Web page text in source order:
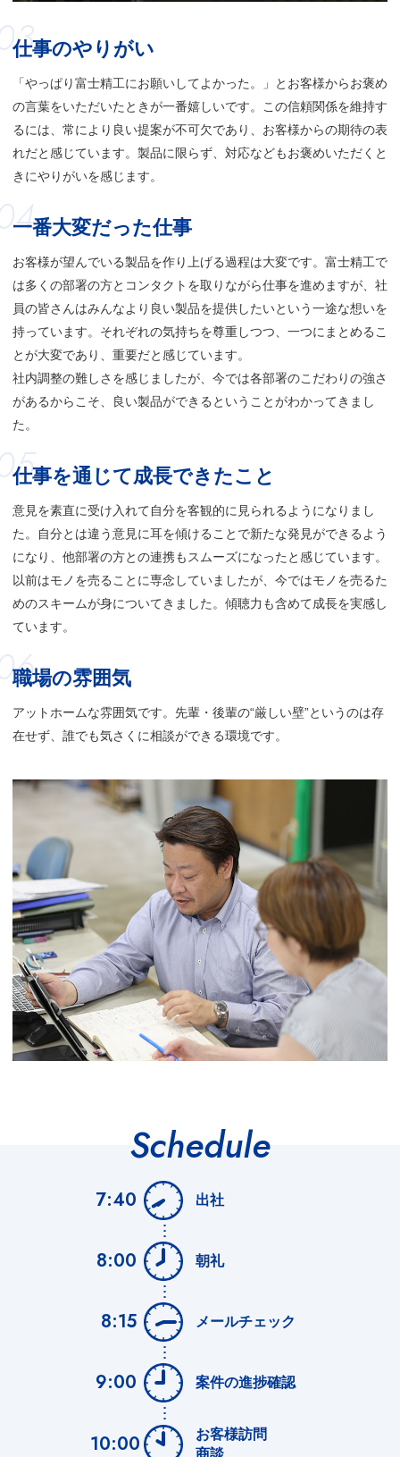
仕事のやりがい
「やっぱり富士精工にお願いしてよかった。」とお客様からお褒め
の言葉をいただいたときが一番嬉しいです。この信頼関係を維持す
るには、常により良い提案が不可欠であり、お客様からの期待の表
れだと感じています。製品に限らず、対応などもお褒めいただくと
きにやりがいを感じます。
一番大変だった仕事
お客様が望んでいる製品を作り上げる過程は大変です。富士精工で
は多くの部署の方とコンタクトを取りながら仕事を進めますが、社
員の皆さんはみんなより良い製品を提供したいという一途な想いを
持っています。それぞれの気持ちを尊重しつつ、一つにまとめるこ
とが大変であり、重要だと感じています。
社内調整の難しさを感じましたが、今では各部署のこだわりの強さ
があるからこそ、良い製品ができるということがわかってきまし
た。
仕事を通じて成長できたこと
意見を素直に受け入れて自分を客観的に見られるようになりまし
た。自分とは違う意見に耳を傾けることで新たな発見ができるよう
になり、他部署の方との連携もスムーズになったと感じています。
以前はモノを売ることに専念していましたが、今ではモノを売るた
めのスキームが身についてきました。傾聴力も含めて成長を実感し
ています。
職場の雰囲気
アットホームな雰囲気です。先輩・後輩の“厳しい壁”というのは存
在せず、誰でも気さくに相談ができる環境です。
Schedule
7:40 出社
8:00 朝礼
8:15 メールチェック
9:00 案件の進捗確認
10:00
お客様訪問
商談